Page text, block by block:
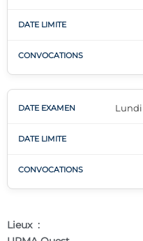
Lundi
Lieux :